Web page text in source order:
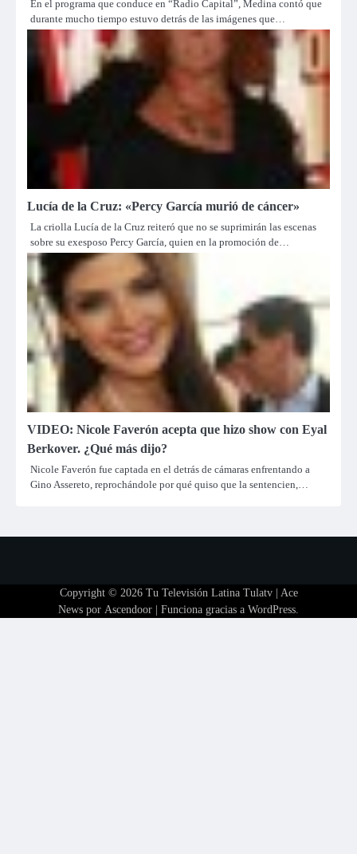
En el programa que conduce en “Radio Capital”, Medina contó que
durante mucho tiempo estuvo detrás de las imágenes que…
Lucía de la Cruz: «Percy García murió de cáncer»
La criolla Lucía de la Cruz reiteró que no se suprimirán las escenas
sobre su exesposo Percy García, quien en la promoción de…
VIDEO: Nicole Faverón acepta que hizo show con Eyal
Berkover. ¿Qué más dijo?
Nicole Faverón fue captada en el detrás de cámaras enfrentando a
Gino Assereto, reprochándole por qué quiso que la sentencien,…
Copyright © 2026 Tu Televisión Latina Tulatv| Ace
News por Ascendoor | Funciona gracias a WordPress.